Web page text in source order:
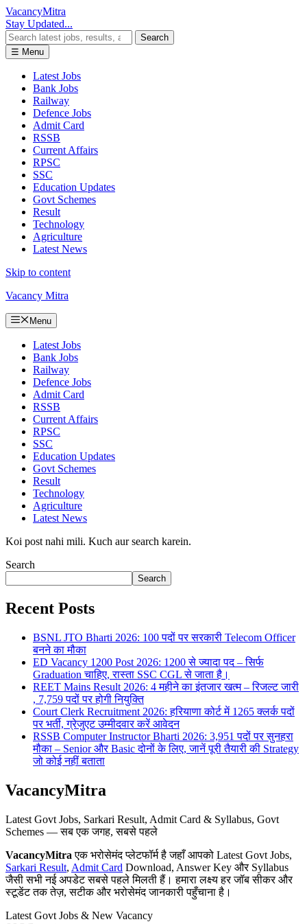
VacancyMitra
Stay Updated...
Search
☰ Menu
Latest Jobs
Bank Jobs
Railway
Defence Jobs
Admit Card
RSSB
Current Affairs
RPSC
SSC
Education Updates
Govt Schemes
Result
Technology
Agriculture
Latest News
Skip to content
Vacancy Mitra
Menu
Latest Jobs
Bank Jobs
Railway
Defence Jobs
Admit Card
RSSB
Current Affairs
RPSC
SSC
Education Updates
Govt Schemes
Result
Technology
Agriculture
Latest News
Koi post nahi mili. Kuch aur search karein.
Search
Search
Recent Posts
BSNL JTO Bharti 2026: 100 पदों पर सरकारी Telecom Officer
बनने का मौका
ED Vacancy 1200 Post 2026: 1200 से ज्यादा पद – सिर्फ
Graduation चाहिए, रास्ता SSC CGL से जाता है।
REET Mains Result 2026: 4 महीने का इंतजार खत्म – रिजल्ट जारी
, 7,759 पदों पर होगी नियुक्ति
Court Clerk Recruitment 2026: हरियाणा कोर्ट में 1265 क्लर्क पदों
पर भर्ती, ग्रेजुएट उम्मीदवार करें आवेदन
RSSB Computer Instructor Bharti 2026: 3,951 पदों पर सुनहरा
मौका – Senior और Basic दोनों के लिए, जानें पूरी तैयारी की Strategy
जो कोई नहीं बताता
VacancyMitra
Latest Govt Jobs, Sarkari Result, Admit Card & Syllabus, Govt
Schemes — सब एक जगह, सबसे पहले
VacancyMitra एक भरोसेमंद प्लेटफॉर्म है जहाँ आपको Latest Govt Jobs,
Sarkari Result, Admit Card Download, Answer Key और Syllabus
जैसी सभी नई अपडेट सबसे पहले मिलती हैं। हमारा लक्ष्य हर जॉब सीकर और
स्टूडेंट तक तेज़, सटीक और भरोसेमंद जानकारी पहुँचाना है।
Latest Govt Jobs & New Vacancy